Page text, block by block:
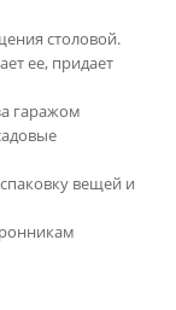
столовой.
ее, придает
гаражом
вещей и